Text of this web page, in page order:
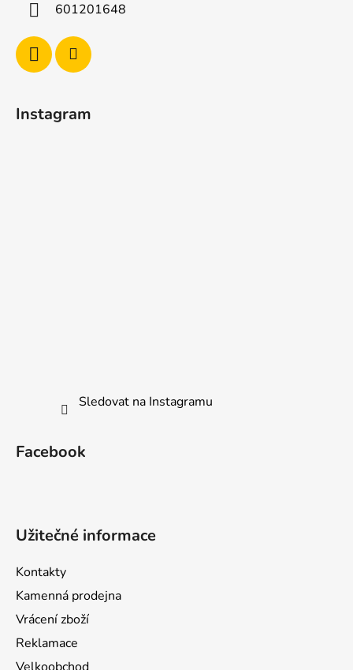
601201648
Instagram
Sledovat na Instagramu
Facebook
Užitečné informace
Kontakty
Kamenná prodejna
Vrácení zboží
Reklamace